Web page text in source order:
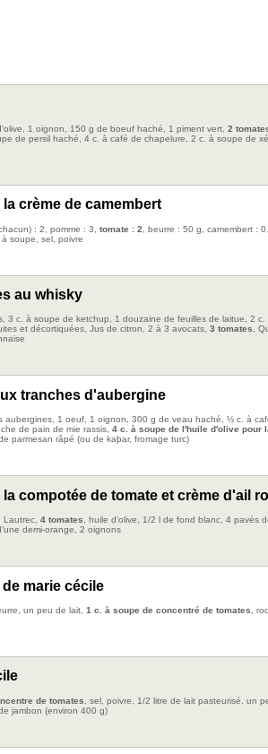
1 oignon, 150 g de boeuf haché, 1 piment vert, 2
de persil haché, 4 c. à café de chapelure, 2 c. à soupe de
crème de camembert
: 2, pomme : 3, tomate : 2 , beurre : 50 g, camembert :
soupe, sel, poivre
au whisky
3 c. à soupe de ketchup, 1 douzaine de feuilles de laitue, 2
et décortiquées, Jus de citron, 2 à 3 avocats, 3 tomates,
tranches d'aubergine
aubergines, 1 oeuf, 1 oignon, 300 g de veau haché, ½ c. à
de pain de mie rassis, 4 c. à soupe de l'huile d'olive pour
parmesan râpé (ou de kaþar, fromage turc)
la compotée de tomate et crème d'ail
4 tomates , huile d’olive, 1/2 l de fond blanc, 4 pavés
demi-orange, 2 oignons
marie cécile
un peu de lait, 1 c. à soupe de concentré de tomates ,
de tomates , sel, poivre, 1/2 litre de lait pasteurisé, un
jambon (environ 400 g)